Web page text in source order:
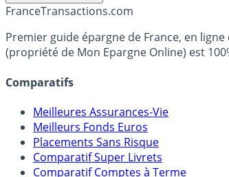
FranceTransactions.com
Premier guide épargne de France, en
(propriété de Mon Epargne Online) est
Comparatifs
Meilleures Assurances-Vie
Meilleurs Fonds Euros
Placements Sans Risque
Comparatif Super Livrets
Comparatif Comptes à Terme